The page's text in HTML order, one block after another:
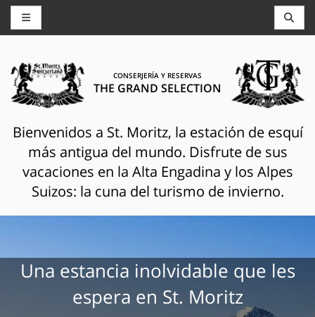
CONSERJERÍA Y RESERVAS
THE GRAND SELECTION
Bienvenidos a St. Moritz, la estación de esquí
más antigua del mundo. Disfrute de sus
vacaciones en la Alta Engadina y los Alpes
Suizos: la cuna del turismo de invierno.
Una estancia inolvidable que les
espera en St. Moritz